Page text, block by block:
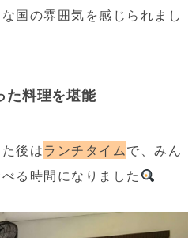
国の雰囲気を感じられまし
た料理を堪能
後はランチタイムで、みん
る時間になりました